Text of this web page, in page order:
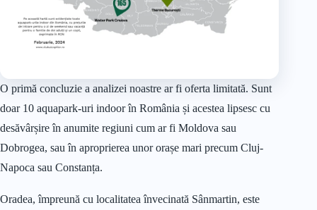
O primă concluzie a analizei noastre ar fi oferta limitată. Sunt
doar 10 aquapark-uri indoor în România și acestea lipsesc cu
desăvârșire în anumite regiuni cum ar fi Moldova sau
Dobrogea, sau în aproprierea unor orașe mari precum Cluj-
Napoca sau Constanța.
Oradea, împreună cu localitatea învecinată Sânmartin, este